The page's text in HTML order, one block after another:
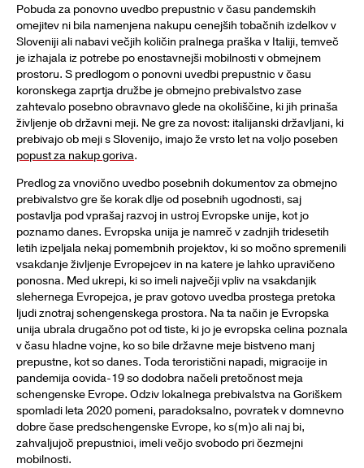
Pobuda za ponovno uvedbo prepustnic v času pandemskih
omejitev ni bila namenjena nakupu cenejših tobačnih izdelkov v
Sloveniji ali nabavi večjih količin pralnega praška v Italiji, temveč
je izhajala iz potrebe po enostavnejši mobilnosti v obmejnem
prostoru. S predlogom o ponovni uvedbi prepustnic v času
koronskega zaprtja družbe je obmejno prebivalstvo zase
zahtevalo posebno obravnavo glede na okoliščine, ki jih prinaša
življenje ob državni meji. Ne gre za novost: italijanski državljani, ki
prebivajo ob meji s Slovenijo, imajo že vrsto let na voljo poseben
popust za nakup goriva.
Predlog za vnovično uvedbo posebnih dokumentov za obmejno
prebivalstvo gre še korak dlje od posebnih ugodnosti, saj
postavlja pod vprašaj razvoj in ustroj Evropske unije, kot jo
poznamo danes. Evropska unija je namreč v zadnjih tridesetih
letih izpeljala nekaj pomembnih projektov, ki so močno spremenili
vsakdanje življenje Evropejcev in na katere je lahko upravičeno
ponosna. Med ukrepi, ki so imeli največji vpliv na vsakdanjik
slehernega Evropejca, je prav gotovo uvedba prostega pretoka
ljudi znotraj schengenskega prostora. Na ta način je Evropska
unija ubrala drugačno pot od tiste, ki jo je evropska celina poznala
v času hladne vojne, ko so bile državne meje bistveno manj
prepustne, kot so danes. Toda teroristični napadi, migracije in
pandemija covida-19 so dodobra načeli pretočnost meja
schengenske Evrope. Odziv lokalnega prebivalstva na Goriškem
spomladi leta 2020 pomeni, paradoksalno, povratek v domnevno
dobre čase predschengenske Evrope, ko s(m)o ali naj bi,
zahvaljujoč prepustnici, imeli večjo svobodo pri čezmejni
mobilnosti.